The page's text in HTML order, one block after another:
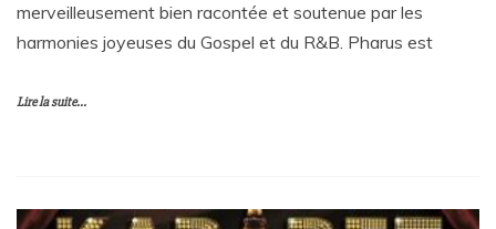
merveilleusement bien racontée et soutenue par les
harmonies joyeuses du Gospel et du R&B. Pharus est
Lire la suite...